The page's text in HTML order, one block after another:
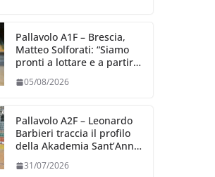
Pallavolo A1F – Brescia,
Matteo Solforati: “Siamo
pronti a lottare e a partire
giorno”
05/08/2026
Pallavolo A2F – Leonardo
Barbieri traccia il profilo
della Akademia Sant’Anna
31/07/2026